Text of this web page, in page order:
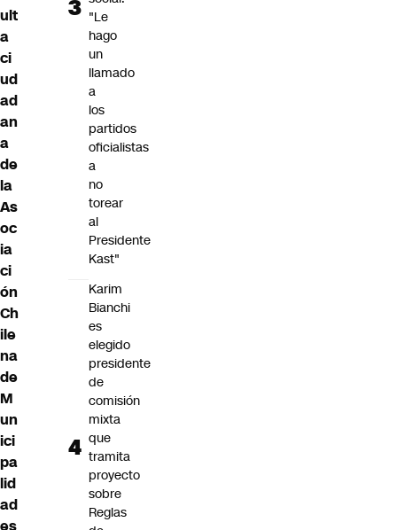
ult
a
ci
ud
ad
an
a
de
la
As
oc
ia
ci
ón
Ch
ile
na
de
M
un
ici
pa
lid
ad
"Le
hago
un
llamado
a
los
partidos
oficialistas
a
no
torear
al
Presidente
Kast"
Karim
Bianchi
es
elegido
presidente
de
comisión
mixta
que
tramita
proyecto
sobre
Reglas